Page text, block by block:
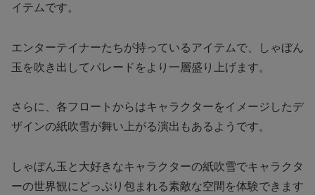
イテムです。
エンターテイナーたちが持っているアイテムで、しゃぼん
玉を吹き出してパレードをより一層盛り上げます。
さらに、各フロートからはキャラクターをイメージしたデ
ザインの紙吹雪が舞い上がる演出もあるようです。
しゃぼん玉と大好きなキャラクターの紙吹雪でキャラクタ
ーの世界観にどっぷり包まれる素敵な空間を体験できます